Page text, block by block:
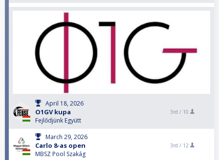
April 18, 2026
O1GV kupa
Fejlődjünk Együtt
3rd / 10
March 29, 2026
Carlo 8-as open
MBSZ Pool Szakág
3rd / 12